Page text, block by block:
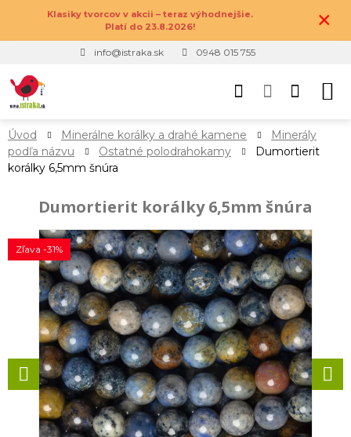
Klasiky tvorcov v akcii – teraz výhodnejšie.
Platí do 23.8.2026!
×
info@istraka.sk 0948 015 755
Úvod Minerálne korálky a drahé kamene
Minerály
podľa názvu
Ostatné polodrahokamy
Dumortierit
korálky 6,5mm šnúra
Dumortierit korálky 6,5mm šnúra
Zľava -31%